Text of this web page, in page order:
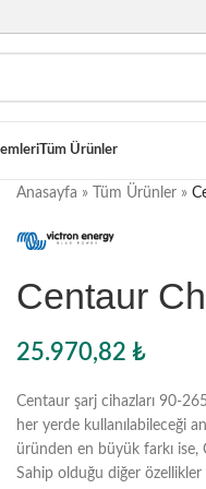
Tüm Ürünler
Anasayfa » Tüm Ürünler »
Centaur
25.970,82 ₺
Centaur şarj cihazları 90-
her yerde kullanılabileceği
üründen en büyük farkı ise,
Sahip olduğu diğer